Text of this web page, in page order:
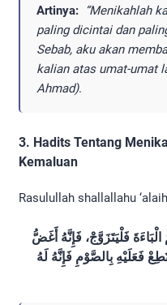
Artinya: “Menikahlah
paling dicintai dan
Sebab, aku akan
kalian atas umat-umat
Ahmad).
3. Hadits Tentang
Kemaluan
Rasulullah shallallahu
فَلْيَتَزَوَّجْ، فَإِنَّهُ أَغَضُّ
فَعَلَيْهِ بِالصَّوْمِ فَإِنَّهُ لَهُ